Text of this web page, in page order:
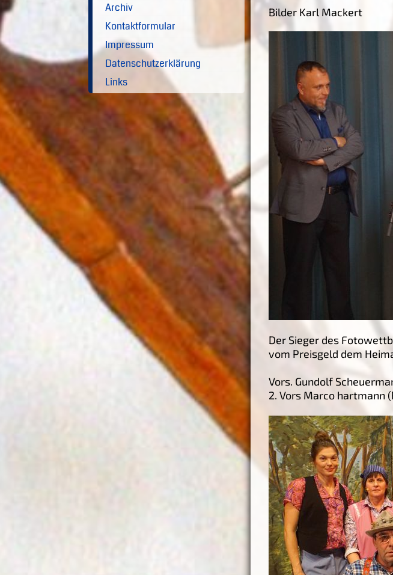
Archiv
Kontaktformular
Impressum
Datenschutzerklärung
Links
Bilder Karl Mackert
Der Sieger des
vom Preisgeld dem
Vors. Gundolf
2. Vors Marco hartmann